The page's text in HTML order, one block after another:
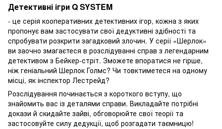
Детективні ігри Q SYSTEM
- це серія кооперативних детективних ігор, кожна з яких
пропонує вам застосувати свої дедуктивні здібності та
спробувати розкрити загадковий злочин. У серії «Шерлок»
ви заочно змагаєтеся в розслідуванні справ з легендарним
детективом з Бейкер-стріт. Зможете впоратися не гірше,
ніж геніальний Шерлок Голмс? Чи товктиметеся на одному
місці, як інспектор Лестрейд?
Розслідування починається з короткого вступу, що
знайомить вас із деталями справи. Викладайте потрібні
докази й скидайте зайві, обговорюйте свої теорії та
застосовуйте силу дедукції, щоб розгадати таємницю!